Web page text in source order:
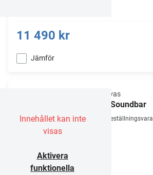
11 490 kr
Jämför
Innehållet kan inte
visas
Aktivera
funktionella
Canvas
85" Soundbar
Beställningsvara